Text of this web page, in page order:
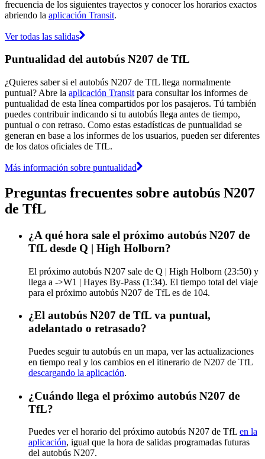
frecuencia de los siguientes trayectos y conocer los horarios exactos
abriendo la aplicación Transit.
Ver todas las salidas
Puntualidad del autobús N207 de TfL
¿Quieres saber si el autobús N207 de TfL llega normalmente
puntual? Abre la aplicación Transit para consultar los informes de
puntualidad de esta línea compartidos por los pasajeros. Tú también
puedes contribuir indicando si tu autobús llega antes de tiempo,
puntual o con retraso. Como estas estadísticas de puntualidad se
generan en base a los informes de los usuarios, pueden ser diferentes
de los datos oficiales de TfL.
Más información sobre puntualidad
Preguntas frecuentes sobre autobús N207
de TfL
¿A qué hora sale el próximo autobús N207 de
TfL desde Q | High Holborn?
El próximo autobús N207 sale de Q | High Holborn (23:50) y
llega a ->W1 | Hayes By-Pass (1:34). El tiempo total del viaje
para el próximo autobús N207 de TfL es de 104.
¿El autobús N207 de TfL va puntual,
adelantado o retrasado?
Puedes seguir tu autobús en un mapa, ver las actualizaciones
en tiempo real y los cambios en el itinerario de N207 de TfL
descargando la aplicación.
¿Cuándo llega el próximo autobús N207 de
TfL?
Puedes ver el horario del próximo autobús N207 de TfL en la
aplicación, igual que la hora de salidas programadas futuras
del autobús N207.